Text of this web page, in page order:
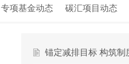
专项基金动态 碳汇项目动态
锚定减排目标 构筑